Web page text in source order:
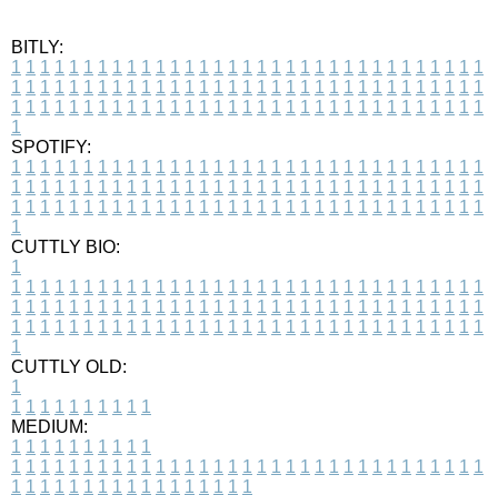
BITLY:
1 1 1 1 1 1 1 1 1 1 1 1 1 1 1 1 1 1 1 1 1 1 1 1 1 1 1 1 1 1 1 1 1
1 1 1 1 1 1 1 1 1 1 1 1 1 1 1 1 1 1 1 1 1 1 1 1 1 1 1 1 1 1 1 1 1
1 1 1 1 1 1 1 1 1 1 1 1 1 1 1 1 1 1 1 1 1 1 1 1 1 1 1 1 1 1 1 1 1
1
SPOTIFY:
1 1 1 1 1 1 1 1 1 1 1 1 1 1 1 1 1 1 1 1 1 1 1 1 1 1 1 1 1 1 1 1 1
1 1 1 1 1 1 1 1 1 1 1 1 1 1 1 1 1 1 1 1 1 1 1 1 1 1 1 1 1 1 1 1 1
1 1 1 1 1 1 1 1 1 1 1 1 1 1 1 1 1 1 1 1 1 1 1 1 1 1 1 1 1 1 1 1 1
1
CUTTLY BIO:
1
1 1 1 1 1 1 1 1 1 1 1 1 1 1 1 1 1 1 1 1 1 1 1 1 1 1 1 1 1 1 1 1 1
1 1 1 1 1 1 1 1 1 1 1 1 1 1 1 1 1 1 1 1 1 1 1 1 1 1 1 1 1 1 1 1 1
1 1 1 1 1 1 1 1 1 1 1 1 1 1 1 1 1 1 1 1 1 1 1 1 1 1 1 1 1 1 1 1 1
1
CUTTLY OLD:
1
1 1 1 1 1 1 1 1 1 1
MEDIUM:
1 1 1 1 1 1 1 1 1 1
1 1 1 1 1 1 1 1 1 1 1 1 1 1 1 1 1 1 1 1 1 1 1 1 1 1 1 1 1 1 1 1 1
1 1 1 1 1 1 1 1 1 1 1 1 1 1 1 1 1